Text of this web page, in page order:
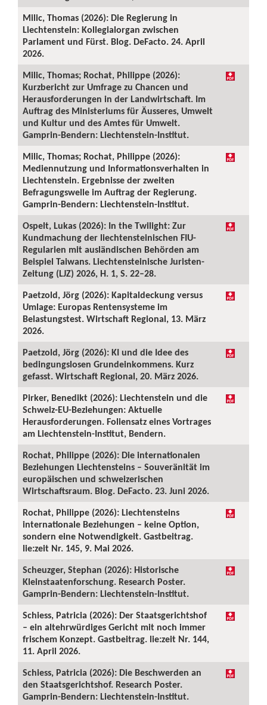
Milic, Thomas (2026): Die Regierung in
Liechtenstein: Kollegialorgan zwischen
Parlament und Fürst. Blog. DeFacto. 24. April
2026.
Milic, Thomas; Rochat, Philippe (2026):
Kurzbericht zur Umfrage zu Chancen und
Herausforderungen in der Landwirtschaft. Im
Auftrag des Ministeriums für Äusseres, Umwelt
und Kultur und des Amtes für Umwelt.
Gamprin-Bendern: Liechtenstein-Institut.
Milic, Thomas; Rochat, Philippe (2026):
Mediennutzung und Informationsverhalten in
Liechtenstein. Ergebnisse der zweiten
Befragungswelle im Auftrag der Regierung.
Gamprin-Bendern: Liechtenstein-Institut.
Ospelt, Lukas (2026): In the Twilight: Zur
Kundmachung der liechtensteinischen FIU-
Regularien mit ausländischen Behörden am
Beispiel Taiwans. Liechtensteinische Juristen-
Zeitung (LJZ) 2026, H. 1, S. 22–28.
Paetzold, Jörg (2026): Kapitaldeckung versus
Umlage: Europas Rentensysteme im
Belastungstest. Wirtschaft Regional, 13. März
2026.
Paetzold, Jörg (2026): KI und die Idee des
bedingungslosen Grundeinkommens. Kurz
gefasst. Wirtschaft Regional, 20. März 2026.
Pirker, Benedikt (2026): Liechtenstein und die
Schweiz-EU-Beziehungen: Aktuelle
Herausforderungen. Foliensatz eines Vortrages
am Liechtenstein-Institut, Bendern.
Rochat, Philippe (2026): Die internationalen
Beziehungen Liechtensteins – Souveränität im
europäischen und schweizerischen
Wirtschaftsraum. Blog. DeFacto. 23. Juni 2026.
Rochat, Philippe (2026): Liechtensteins
internationale Beziehungen – keine Option,
sondern eine Notwendigkeit. Gastbeitrag.
lie:zeit Nr. 145, 9. Mai 2026.
Scheuzger, Stephan (2026): Historische
Kleinstaatenforschung. Research Poster.
Gamprin-Bendern: Liechtenstein-Institut.
Schiess, Patricia (2026): Der Staatsgerichtshof
– ein altehrwürdiges Gericht mit noch immer
frischem Konzept. Gastbeitrag. lie:zeit Nr. 144,
11. April 2026.
Schiess, Patricia (2026): Die Beschwerden an
den Staatsgerichtshof. Research Poster.
Gamprin-Bendern: Liechtenstein-Institut.